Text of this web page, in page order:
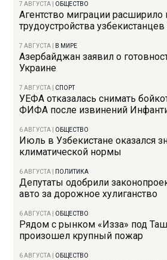
7 АВГУСТА ОБЩЕСТВО
Агентство миграции расширило
трудоустройства
7 АВГУСТА В МИРЕ
Азербайджан заявил о
Украине
7 АВГУСТА СПОРТ
УЕФА отказалась снимать
ФИФА после извинений
6 АВГУСТА ОБЩЕСТВО
Июль в Узбекистане оказался
климатической нормы
6 АВГУСТА ПОЛИТИКА
Депутаты одобрили
авто за дорожное хулиганство
6 АВГУСТА ОБЩЕСТВО
Рядом с рынком «Изза» под
произошел крупный пожар
6 АВГУСТА ОБЩЕСТВО